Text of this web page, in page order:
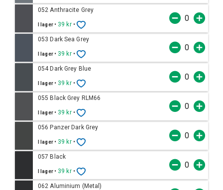
052 Anthracite Grey
I lager • 39 kr •
053 Dark Sea Grey
I lager • 39 kr •
054 Dark Grey Blue
I lager • 39 kr •
055 Black Grey RLM66
I lager • 39 kr •
056 Panzer Dark Grey
I lager • 39 kr •
057 Black
I lager • 39 kr •
062 Aluminium (Metal)